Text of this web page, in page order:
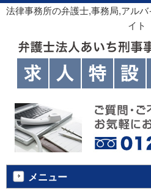
法律事務所の弁護士,事務局,アル
イト
メニュー